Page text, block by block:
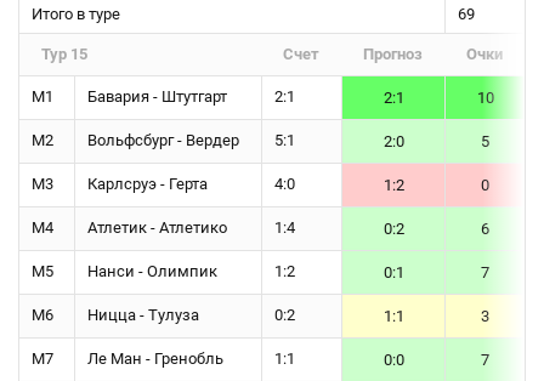
Итого в туре 69
Тур 15 Счет Прогноз Очки
М1 Бавария - Штутгарт 2:1 2:1 10
М2 Вольфсбург - Вердер 5:1 2:0 5
М3 Карлсруэ - Герта 4:0 1:2 0
М4 Атлетик - Атлетико 1:4 0:2 6
М5 Нанси - Олимпик 1:2 0:1 7
М6 Ницца - Тулуза 0:2 1:1 3
М7 Ле Ман - Гренобль 1:1 0:0 7